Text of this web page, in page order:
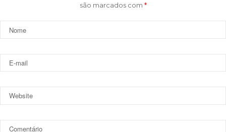
são marcados com *